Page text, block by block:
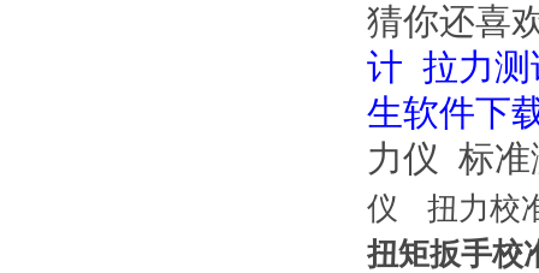
猜你还喜
计 拉力
生软件下
力仪 标
仪
扭力校
扭矩扳手校